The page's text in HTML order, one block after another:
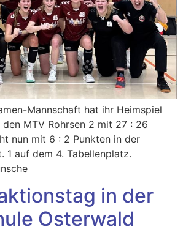
Mannschaft hat ihr Heimspiel
den MTV Rohrsen 2 mit 27 : 26
nun mit 6 : 2 Punkten in der
1 auf dem 4. Tabellenplatz.
in der
Osterwald